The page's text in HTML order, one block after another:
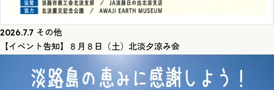
2026.7.7 その他
【イベント告知】８月８日（土）北淡夕涼み会